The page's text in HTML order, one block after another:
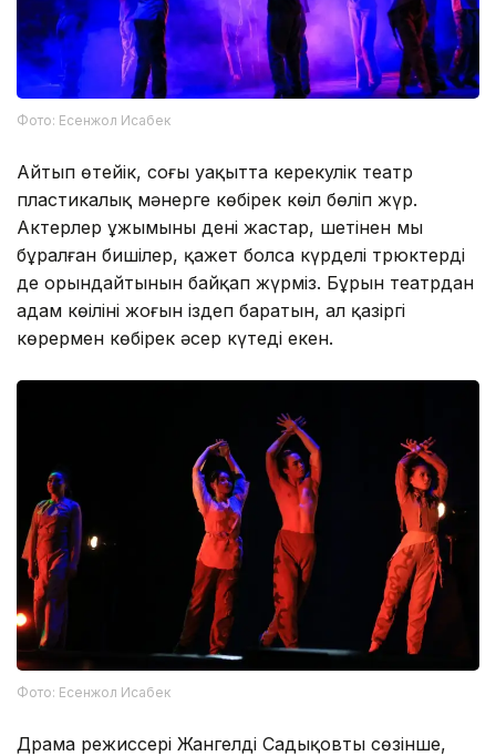
Фото: Есенжол Исабек
Айтып өтейік, соңғы уақытта керекулік театр
пластикалық мәнерге көбірек көңіл бөліп жүр.
Актерлер ұжымының дені жастар, шетінен мың
бұралған бишілер, қажет болса күрделі трюктерді
де орындайтынын байқап жүрміз. Бұрын театрдан
адам көңілінің жоғын іздеп баратын, ал қазіргі
көрермен көбірек әсер күтеді екен.
Фото: Есенжол Исабек
Драма режиссері Жангелді Садықовтың сөзінше,